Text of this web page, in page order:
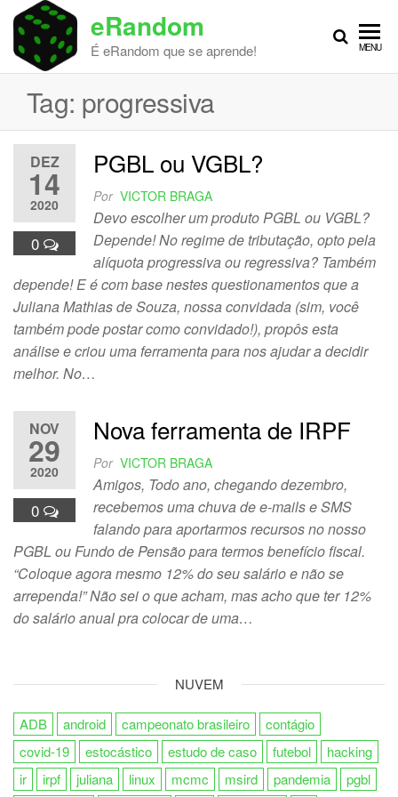
Skip
the
content
eRandom
É eRandom que se aprende! MENU
Tag: progressiva
DEZ
14
2020
0
PGBL ou VGBL?
Por VICTOR BRAGA
Devo escolher um produto PGBL ou VGBL?
Depende! No regime de tributação, opto pela
alíquota progressiva ou regressiva? Também
depende! E é com base nestes questionamentos que a
Juliana Mathias de Souza, nossa convidada (sim, você
também pode postar como convidado!), propôs esta
análise e criou uma ferramenta para nos ajudar a decidir
melhor. No…
NOV
29
2020
0
Nova ferramenta de IRPF
Por VICTOR BRAGA
Amigos, Todo ano, chegando dezembro,
recebemos uma chuva de e-mails e SMS
falando para aportarmos recursos no nosso
PGBL ou Fundo de Pensão para termos benefício fiscal.
“Coloque agora mesmo 12% do seu salário e não se
arrependa!” Não sei o que acham, mas acho que ter 12%
do salário anual pra colocar de uma…
NUVEM
ADB android campeonato brasileiro
contágio
covid-19
estocástico estudo de caso futebol
hacking
ir
irpf juliana linux mcmc msird pandemia pgbl